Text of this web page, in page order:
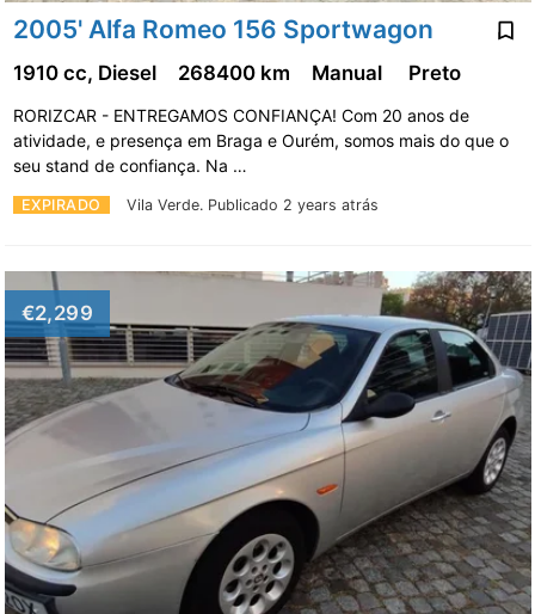
2005' Alfa Romeo 156 Sportwagon
EXPIRADO Vila Verde. Publicado 2 years atrás
1910 cc, Diesel 268400 km Manual Preto
RORIZCAR - ENTREGAMOS CONFIANÇA! Com 20 anos de
atividade, e presença em Braga e Ourém, somos mais do que o
seu stand de confiança. Na …
€2,299